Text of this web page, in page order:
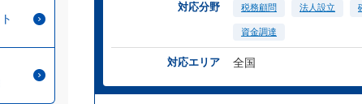
対応分野 税務顧問 法人設立
資金調達
対応エリア 全国